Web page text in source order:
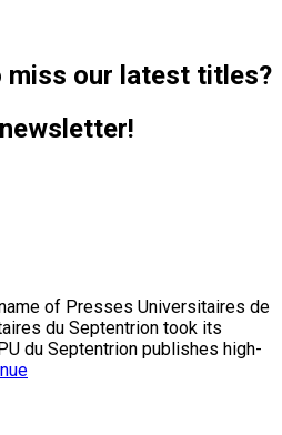
miss our latest titles?
of Presses Universitaires de
du Septentrion took its
du Septentrion publishes high-